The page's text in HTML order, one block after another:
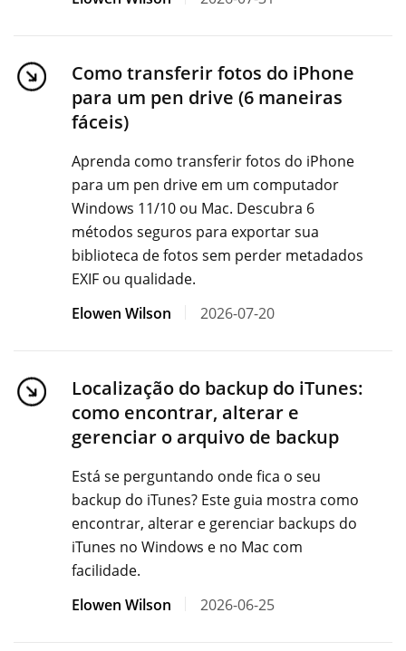
Como transferir fotos do iPhone
para um pen drive (6 maneiras
fáceis)
Aprenda como transferir fotos do iPhone
para um pen drive em um computador
Windows 11/10 ou Mac. Descubra 6
métodos seguros para exportar sua
biblioteca de fotos sem perder metadados
EXIF ​​ou qualidade.
Elowen Wilson
2026-07-20
Localização do backup do iTunes:
como encontrar, alterar e
gerenciar o arquivo de backup
Está se perguntando onde fica o seu
backup do iTunes? Este guia mostra como
encontrar, alterar e gerenciar backups do
iTunes no Windows e no Mac com
facilidade.
Elowen Wilson
2026-06-25